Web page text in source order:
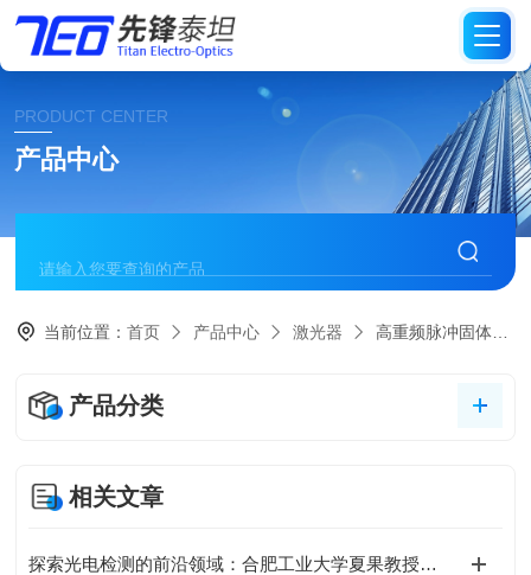
PRODUCT CENTER
产品中心
当前位置：首页 产品中心 激光器 高重频脉冲固体激光器
产品分类
相关文章
探索光电检测的前沿领域：合肥工业大学夏果教授的独到见解